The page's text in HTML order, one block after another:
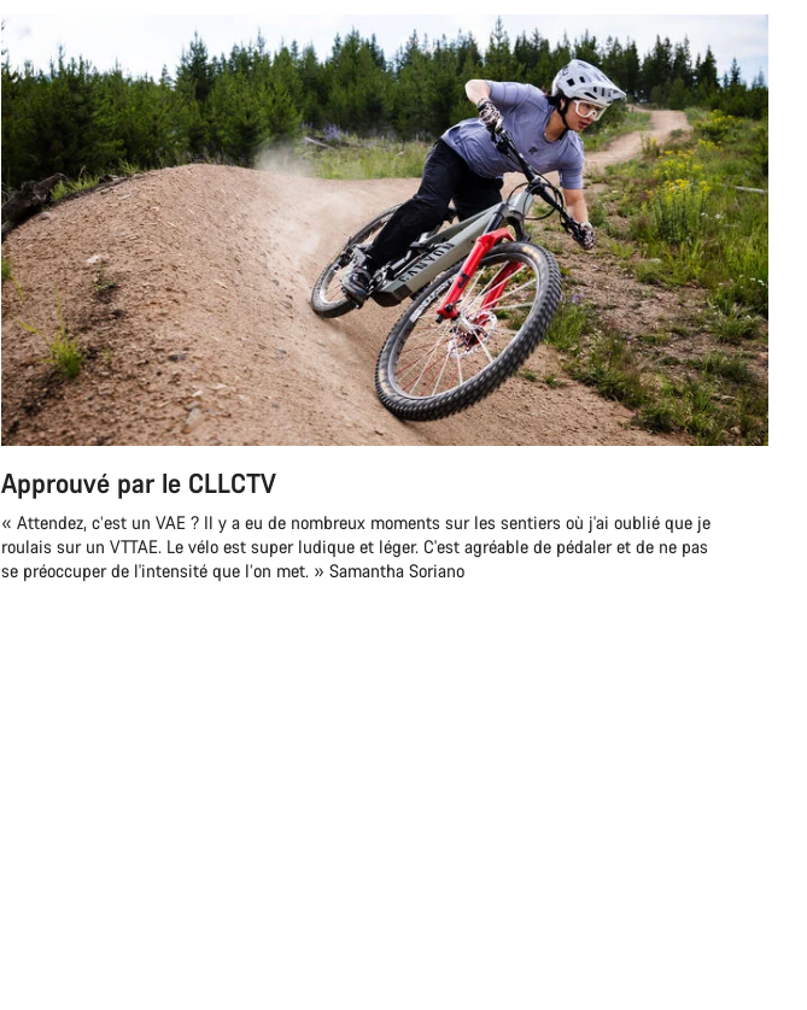
Approuvé par le CLLCTV
« Attendez, c’est un VAE ? Il y a eu de nombreux moments sur les sentiers où j'ai oublié que je
roulais sur un VTTAE. Le vélo est super ludique et léger. C'est agréable de pédaler et de ne pas
se préoccuper de l'intensité que l’on met. » Samantha Soriano